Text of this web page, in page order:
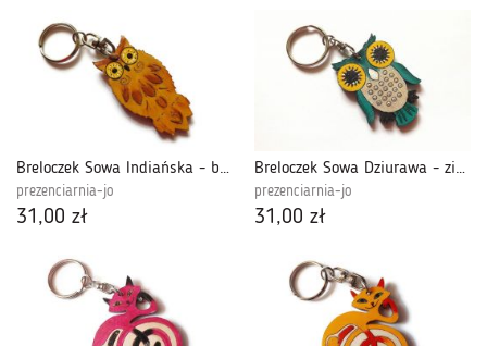
Breloczek Sowa Indiańska - brązowa
prezenciarnia-jo
31,00 zł
Breloczek Sowa Dziurawa - zieleń morska
prezenciarnia-jo
31,00 zł